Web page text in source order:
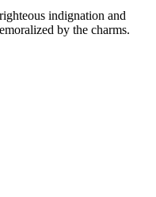
indignation and
by the charms.